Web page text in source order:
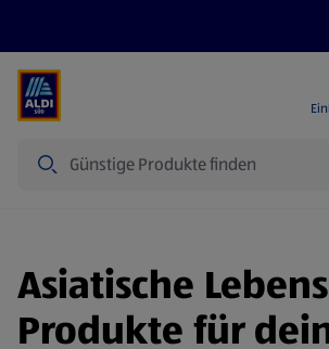
Asiatische
Produkte für